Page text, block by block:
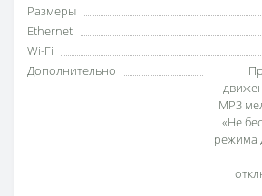
Размеры
Ethernet
Wi-Fi
Дополнительно
MP3
«Не
режима